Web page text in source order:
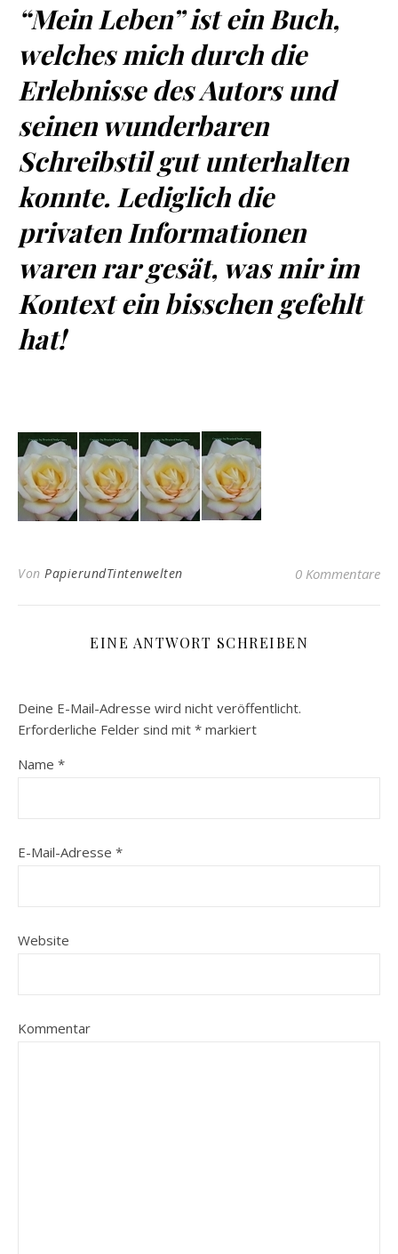
“Mein Leben” ist ein Buch,
welches mich durch die
Erlebnisse des Autors und
seinen wunderbaren
Schreibstil gut unterhalten
konnte. Lediglich die
privaten Informationen
waren rar gesät, was mir im
Kontext ein bisschen gefehlt
hat!
Von PapierundTintenwelten 0 Kommentare
EINE ANTWORT SCHREIBEN
Deine E-Mail-Adresse wird nicht veröffentlicht.
Erforderliche Felder sind mit * markiert
Name *
E-Mail-Adresse *
Website
Kommentar